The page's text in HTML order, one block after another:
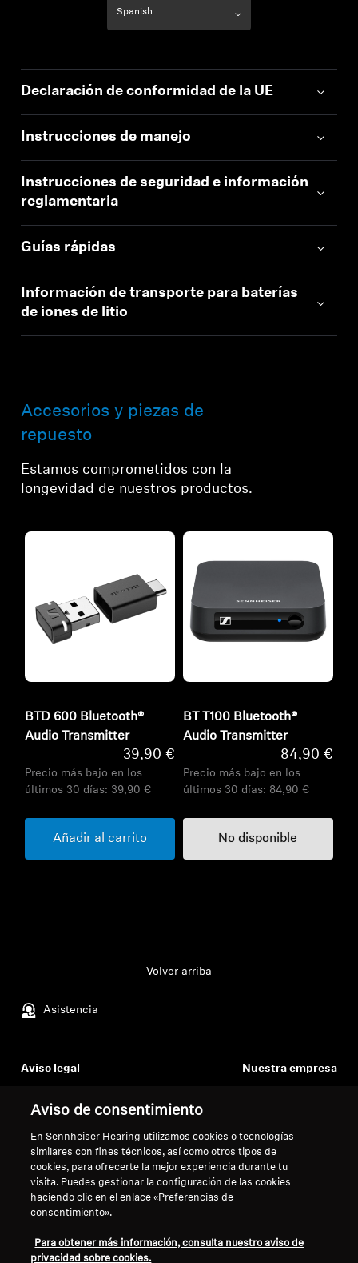
Declaración de conformidad de la UE
Instrucciones de manejo
Instrucciones de seguridad e información
reglamentaria
Guías rápidas
Información de transporte para baterías
de iones de litio
Accesorios y piezas de
repuesto
Estamos comprometidos con la
longevidad de nuestros productos.
BTD 600 Bluetooth®
Audio Transmitter
39,90 €
Precio más bajo en los
últimos 30 días: 39,90 €
Añadir al carrito
BT T100 Bluetooth®
Audio Transmitter
84,90 €
Precio más bajo en los
últimos 30 días: 84,90 €
No disponible
Asistencia
Volver arriba
Aviso legal
Desistir del contrato
Política de privacidad global
Términos y condiciones generales
de venta online a consumidores
Política de divulgación
coordinada de vulnerabilidades
Nuestra empresa
Contactos de prensa
Sala de prensa
Embajadores de marca
Aviso de consentimiento
En Sennheiser Hearing utilizamos cookies o tecnologías
similares con fines técnicos, así como otros tipos de
cookies, para ofrecerte la mejor experiencia durante tu
visita. Puedes gestionar la configuración de las cookies
haciendo clic en el enlace «Preferencias de
consentimiento».
Para obtener más información, consulta nuestro aviso de
privacidad sobre cookies.